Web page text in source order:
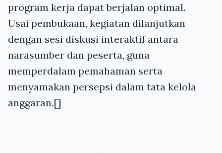
program kerja dapat berjalan optimal.
Usai pembukaan, kegiatan dilanjutkan
dengan sesi diskusi interaktif antara
narasumber dan peserta, guna
memperdalam pemahaman serta
menyamakan persepsi dalam tata kelola
anggaran.[]